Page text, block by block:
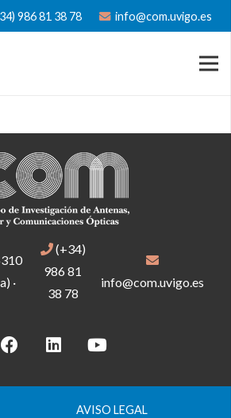
986 81 38 78 info@com.uvigo.es
·
(+34)
986 81
38 78
info@com.uvigo.es
AVISO LEGAL